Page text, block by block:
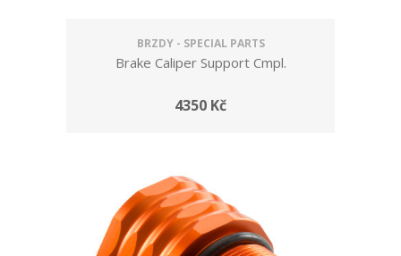
BRZDY - SPECIAL PARTS
Brake Caliper Support Cmpl.
4350 Kč